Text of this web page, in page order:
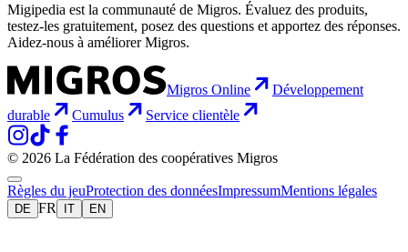
Migipedia est la communauté de Migros. Évaluez des produits,
testez-les gratuitement, posez des questions et apportez des réponses.
Aidez-nous à améliorer Migros.
Migros Online
Développement
durable
Cumulus Service clientèle
© 2026 La Fédération des coopératives Migros
Règles du jeuProtection des donnéesImpressumMentions légales
DE FR IT EN